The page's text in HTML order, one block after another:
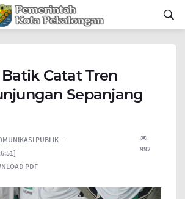
Catat Tren
Sepanjang
PUBLIK
992
PDF